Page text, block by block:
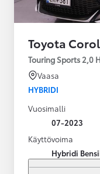
Toyota
Touring Sports 2,0
Vaasa
HYBRIDI
Vuosimalli
07-2023
Käyttövoima
Hybridi